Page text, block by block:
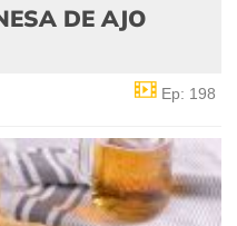
DE AJO
Ep: 198